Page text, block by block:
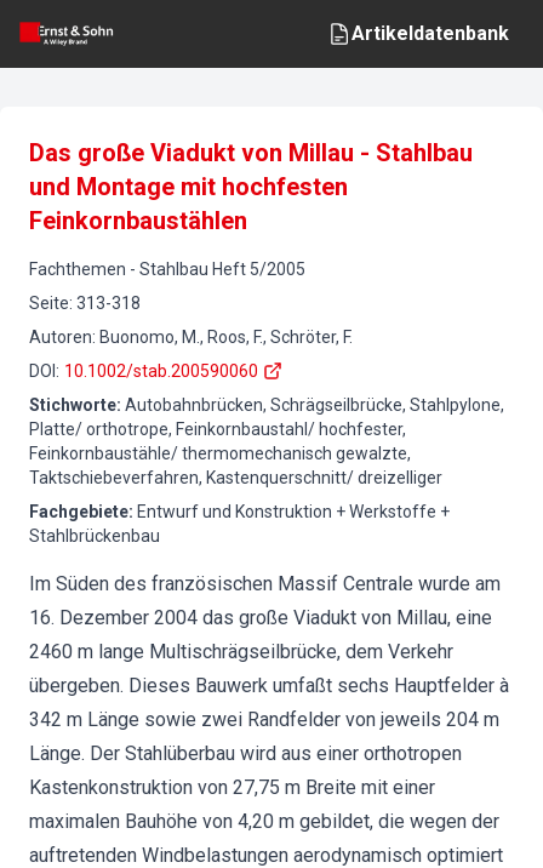
Artikeldatenbank
Das große Viadukt von Millau - Stahlbau
und Montage mit hochfesten
Feinkornbaustählen
Fachthemen - Stahlbau Heft 5/2005
Seite: 313-318
Autoren: Buonomo, M., Roos, F., Schröter, F.
DOI : 10.1002/stab.200590060
Stichworte: Autobahnbrücken, Schrägseilbrücke, Stahlpylone,
Platte/ orthotrope, Feinkornbaustahl/ hochfester,
Feinkornbaustähle/ thermomechanisch gewalzte,
Taktschiebeverfahren, Kastenquerschnitt/ dreizelliger
Fachgebiete: Entwurf und Konstruktion + Werkstoffe +
Stahlbrückenbau
Im Süden des französischen Massif Centrale wurde am
16. Dezember 2004 das große Viadukt von Millau, eine
2460 m lange Multischrägseilbrücke, dem Verkehr
übergeben. Dieses Bauwerk umfaßt sechs Hauptfelder à
342 m Länge sowie zwei Randfelder von jeweils 204 m
Länge. Der Stahlüberbau wird aus einer orthotropen
Kastenkonstruktion von 27,75 m Breite mit einer
maximalen Bauhöhe von 4,20 m gebildet, die wegen der
auftretenden Windbelastungen aerodynamisch optimiert